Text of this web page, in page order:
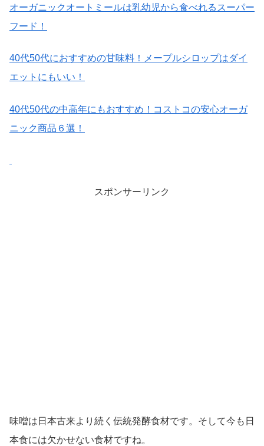
オーガニックオートミールは乳幼児から食べれるスーパー
フード！
40代50代におすすめの甘味料！メープルシロップはダイ
エットにもいい！
40代50代の中高年にもおすすめ！コストコの安心オーガ
ニック商品６選！
スポンサーリンク
味噌は日本古来より続く伝統発酵食材です。そして今も日
本食には欠かせない食材ですね。